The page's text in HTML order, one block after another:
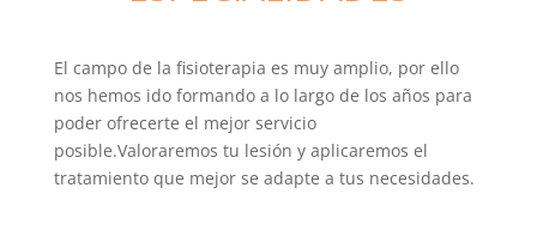
El campo de la fisioterapia es muy amplio, por ello
nos hemos ido formando a lo largo de los años para
poder ofrecerte el mejor servicio
posible.Valoraremos tu lesión y aplicaremos el
tratamiento que mejor se adapte a tus necesidades.